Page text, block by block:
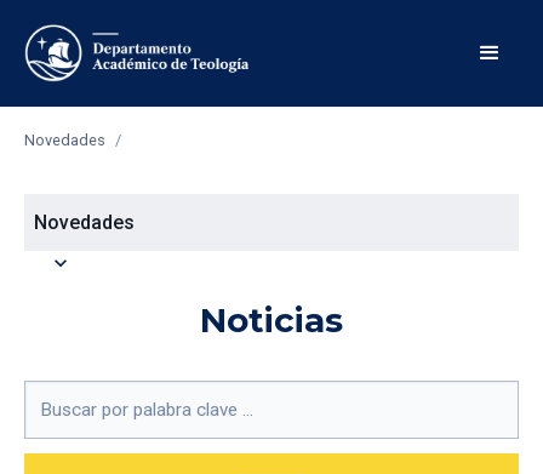
Novedades /
Novedades
expand_more
Noticias